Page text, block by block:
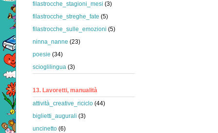
filastrocche_stagioni_mesi (3)
filastrocche_streghe_fate (5)
filastrocche_sulle_emozioni (5)
ninna_nanne (23)
poesie (34)
scioglilingua (3)
13. Lavoretti, manualità
attività_creative_riciclo (44)
biglietti_augurali (3)
uncinetto (6)